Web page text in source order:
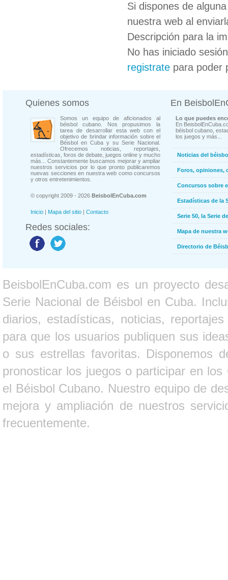
Si dispones de
nuestra web al
Descripción para la
No has iniciado
registrate para poder
Quienes somos
Somos un equipo de aficionados al
béisbol cubano. Nos propusimos la
tarea de desarrollar esta web con el
objetivo de brindar información sobre el
Béisbol en Cuba y su Serie Nacional.
Ofrecemos noticias, reportajes,
estadísticas, foros de debate, juegos online y mucho
más... Constantemente buscamos mejorar y ampliar
nuestros servicios por lo que pronto publicaremos
nuevas secciones en nuestra web como concursos
y otros entretenimientos.
© copyright 2009 - 2026 BeisbolEnCuba.com
Inicio | Mapa del sitio | Contacto
Redes sociales:
En
Lo que puedes
En
béisbol cubano,
los juegos y más...
Noticias del
Foros, opiniones,
Concursos sobre
Estadísticas de la
Serie 50, la Serie
Mapa de nuestra
Directorio de
BeisbolEnCuba.com es un proyecto
Serie Nacional de Béisbol en Cuba.
diarios, estadísticas, noticias,
para que los usuarios publiquen sus
o sus estrellas favoritas. Disponemos
pronosticar los juegos o participar en
el Béisbol Cubano. Nuestro equipo de
mejora y ampliación de nuestros
frecuentemente.